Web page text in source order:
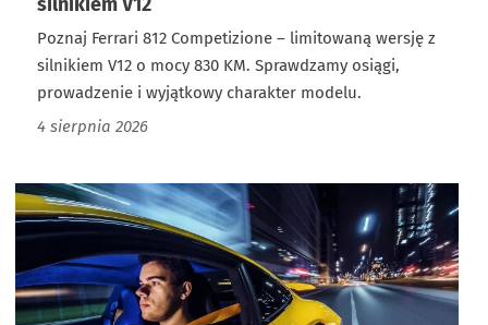
Poznaj Ferrari 812 Competizione – limitowaną wersję z
silnikiem V12 o mocy 830 KM. Sprawdzamy osiągi,
prowadzenie i wyjątkowy charakter modelu.
4 sierpnia 2026